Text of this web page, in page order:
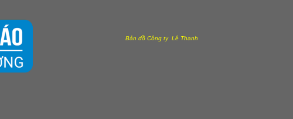
Bản đồ Công ty Lê Thanh